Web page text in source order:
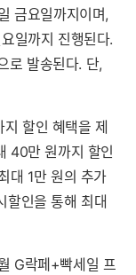
금요일까지이며,
일까지 진행된다.
로 발송된다. 단,
할인 혜택을 제
40만 원까지 할인
대 1만 원의 추가
할인을 통해 최대
G락페+빡세일 프